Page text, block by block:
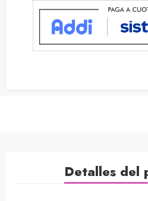
Detalles del